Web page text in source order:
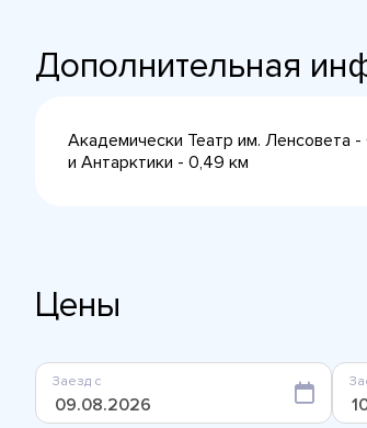
Дополнительная
Академически Театр им. Ленсовета
и Антарктики - 0,49 км
Цены
Заезд с